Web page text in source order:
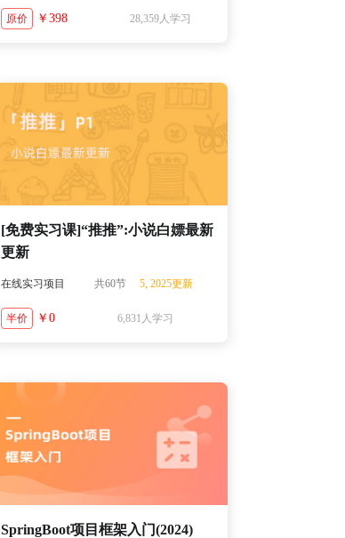
原价 ￥398 28,359人学习
[免费实习课]“推推”:小说白嫖最新
更新
在线实习项目 共60节 5, 2025更新
半价 ￥0 6,831人学习
SpringBoot项目框架入门(2024)